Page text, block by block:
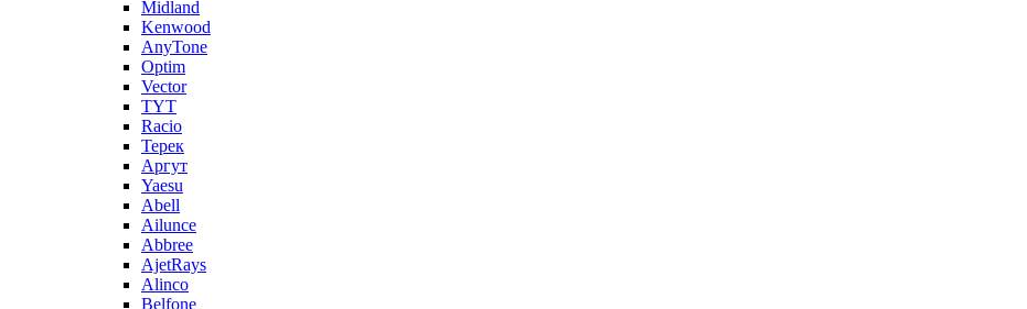
Midland
Kenwood
AnyTone
Optim
Vector
TYT
Racio
Терек
Аргут
Yaesu
Abell
Ailunce
Abbree
AjetRays
Alinco
Belfone